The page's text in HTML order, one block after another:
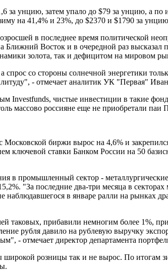
унцию, затем упало до $79 за унцию, а по
на 41,4% и 23%, до $2370 и $1790 за унцию
в последнее время политической
Восток и в очередной раз
золота, так и дефицитом на мировом
со стороны солнечной энергетики
- отмечает аналитик УК "Первая"
Investfunds, чистые инвестиции в такие
массово россияне еще не приобретали паи
биржи вырос на 4,6% и
ставки Банком России на 50
в промышленный сектор -
"За последние два-три месяца в
в январе ралли на рынках
прибавили немногим более 1%, при
рубля давило на рублевую выручку
- отмечает директор департамента
розницы так и не вырос. По